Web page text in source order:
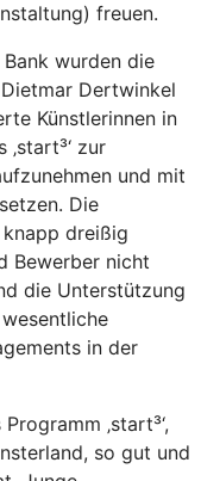
freuen.
wurden die
Dertwinkel
Künstlerinnen in
zur
und mit
Die
dreißig
Bewerber nicht
die Unterstützung
in der
‚start³‘,
so gut und